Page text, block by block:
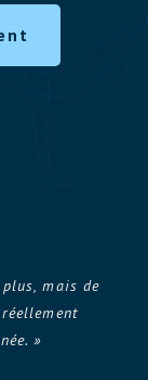
mais de
»